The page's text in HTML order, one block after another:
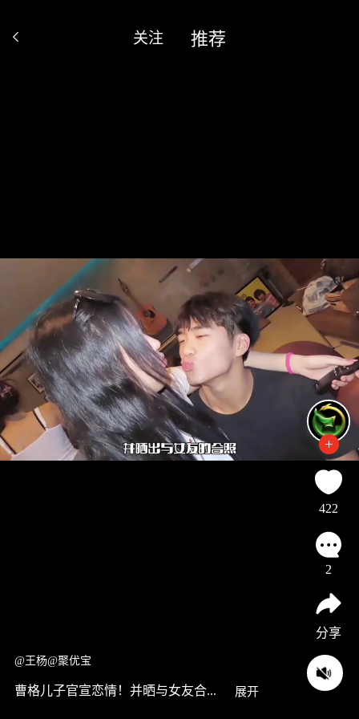
关注 推荐
@王杨@聚优宝
曹格儿子官宣恋情！并晒与女友合... 展开
422
2
分享